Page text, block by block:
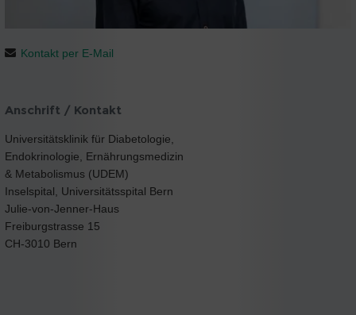
Kontakt per E-Mail
Anschrift / Kontakt
Universitätsklinik für Diabetologie,
Endokrinologie, Ernährungsmedizin
& Metabolismus (UDEM)
Inselspital, Universitätsspital Bern
Julie-von-Jenner-Haus
Freiburgstrasse 15
CH-3010 Bern